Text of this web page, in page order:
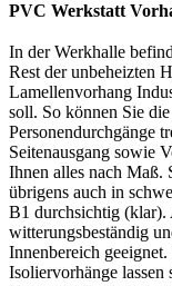
PVC Werkstatt
In der Werkhalle
Rest der unbeheizten
Lamellenvorhang
soll. So können Sie
Personendurchgänge
Seitenausgang sowie
Ihnen alles nach Maß.
übrigens auch in
B1 durchsichtig (klar).
witterungsbeständig
Innenbereich
Isoliervorhänge